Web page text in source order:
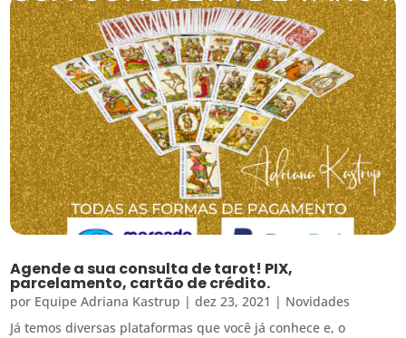
Agende a sua consulta de tarot! PIX,
parcelamento, cartão de crédito.
por Equipe Adriana Kastrup |dez 23, 2021 | Novidades
Já temos diversas plataformas que você já conhece e, o